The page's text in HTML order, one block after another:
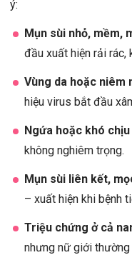
ý:
Mụn sùi nhỏ, mềm,
đầu xuất hiện rải rác,
Vùng da hoặc niêm
hiệu virus bắt đầu
Ngứa hoặc khó
không nghiêm trọng.
Mụn sùi liên kết,
– xuất hiện khi bệnh
Triệu chứng ở cả
nhưng nữ giới thường